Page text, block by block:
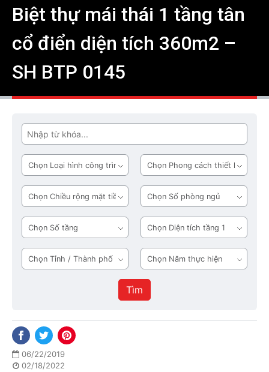
Biệt thự mái thái 1 tầng tân
cổ điển diện tích 360m2 –
SH BTP 0145
Tìm
Loại
hình
công
trình
Phong
cách
thiết
kế
Chiều
rộng
mặt
tiền
Số
phòng
ngủ
Số
tầng
Diện
tích
tầng
1
Tỉnh
/
Năm
thực
hiện
Tìm
06/22/2019
02/18/2022